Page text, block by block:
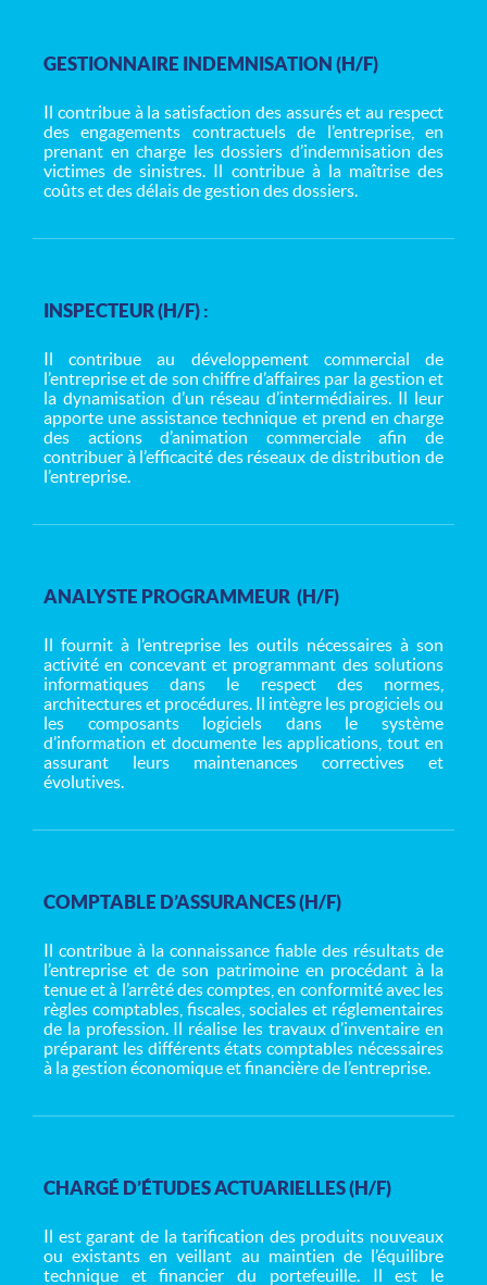
GESTIONNAIRE INDEMNISATION (H/F)
Il contribue à la satisfaction des assurés et au respect
des engagements contractuels de l’entreprise, en
prenant en charge les dossiers d’indemnisation des
victimes de sinistres. Il contribue à la maîtrise des
coûts et des délais de gestion des dossiers.
INSPECTEUR (H/F) :
Il contribue au développement commercial de
l’entreprise et de son chiffre d’affaires par la gestion et
la dynamisation d’un réseau d’intermédiaires. Il leur
apporte une assistance technique et prend en charge
des actions d’animation commerciale afin de
contribuer à l’efficacité des réseaux de distribution de
l’entreprise.
ANALYSTE PROGRAMMEUR (H/F)
Il fournit à l’entreprise les outils nécessaires à son
activité en concevant et programmant des solutions
informatiques dans le respect des normes,
architectures et procédures. Il intègre les progiciels ou
les composants logiciels dans le système
d’information et documente les applications, tout en
assurant leurs maintenances correctives et
évolutives.
COMPTABLE D’ASSURANCES (H/F)
Il contribue à la connaissance fiable des résultats de
l’entreprise et de son patrimoine en procédant à la
tenue et à l’arrêté des comptes, en conformité avec les
règles comptables, fiscales, sociales et réglementaires
de la profession. Il réalise les travaux d’inventaire en
préparant les différents états comptables nécessaires
à la gestion économique et financière de l’entreprise.
CHARGÉ D’ÉTUDES ACTUARIELLES (H/F)
Il est garant de la tarification des produits nouveaux
ou existants en veillant au maintien de l’équilibre
technique et financier du portefeuille. Il est le